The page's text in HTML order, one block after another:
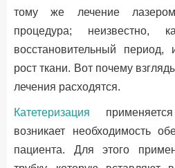
тому же лечение
процедура; неизвестно,
восстановительный
рост ткани. Вот почему
лечения расходятся.
Катетеризация
возникает необходимость
пациента. Для этого